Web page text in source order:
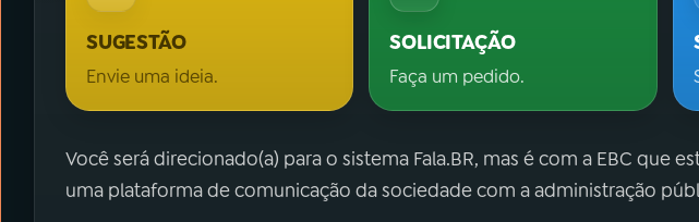
SUGESTÃO
Envie uma ideia.
SOLICITAÇÃO
Faça um pedido.
Você será direcionado(a) para o sistema Fala.BR, mas é com a EBC que
uma plataforma de comunicação da sociedade com a administração